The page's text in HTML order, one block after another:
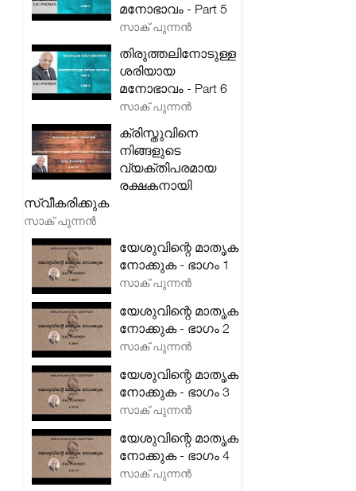
മനോഭാവം - Part 5
സാക് പുന്നൻ
തിരുത്തലിനോടുള്ള
ശരിയായ
മനോഭാവം - Part 6
സാക് പുന്നൻ
ക്രിസ്തുവിനെ
നിങ്ങളുടെ
വ്യക്തിപരമായ
രക്ഷകനായി
സ്വീകരിക്കുക
സാക് പുന്നൻ
യേശുവിന്റെ മാതൃക
നോക്കുക - ഭാഗം 1
സാക് പുന്നൻ
യേശുവിന്റെ മാതൃക
നോക്കുക - ഭാഗം 2
സാക് പുന്നൻ
യേശുവിന്റെ മാതൃക
നോക്കുക - ഭാഗം 3
സാക് പുന്നൻ
യേശുവിന്റെ മാതൃക
നോക്കുക - ഭാഗം 4
സാക് പുന്നൻ